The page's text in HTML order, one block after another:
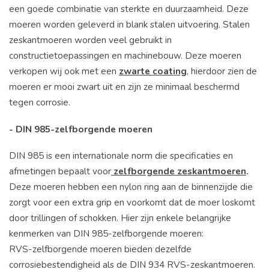
een goede combinatie van sterkte en duurzaamheid. Deze
moeren worden geleverd in blank stalen uitvoering. Stalen
zeskantmoeren worden veel gebruikt in
constructietoepassingen en machinebouw. Deze moeren
verkopen wij ook met een zwarte coating, hierdoor zien de
moeren er mooi zwart uit en zijn ze minimaal beschermd
tegen corrosie.
- DIN 985-zelfborgende moeren
DIN 985 is een internationale norm die specificaties en
afmetingen bepaalt voor zelfborgende zeskantmoeren.
Deze moeren hebben een nylon ring aan de binnenzijde die
zorgt voor een extra grip en voorkomt dat de moer loskomt
door trillingen of schokken. Hier zijn enkele belangrijke
kenmerken van DIN 985-zelfborgende moeren:
RVS-zelfborgende moeren bieden dezelfde
corrosiebestendigheid als de DIN 934 RVS-zeskantmoeren.